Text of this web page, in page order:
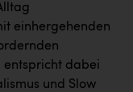
einhergehenden
entspricht dabei
und Slow